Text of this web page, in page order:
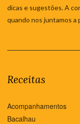
dicas e sugestões. A
quando nos juntamos a
Receitas
Acompanhamentos
Bacalhau